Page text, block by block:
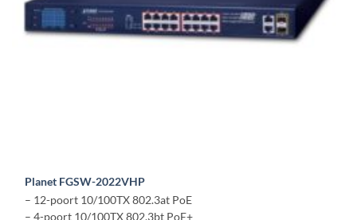
Planet FGSW-2022VHP
– 12-poort 10/100TX 802.3at PoE
– 4-poort 10/100TX 802.3bt PoE+